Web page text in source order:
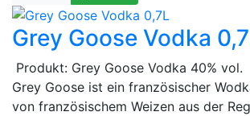
Grey Goose Vodka
Produkt: Grey Goose Vodka 40%
Grey Goose ist ein französischer
von französischem Weizen aus der